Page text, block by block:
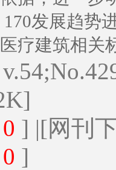
发展趋势
疗建筑相关
0 ] |[网刊
0 ]